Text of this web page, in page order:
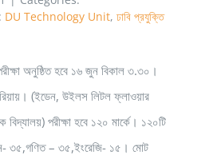
DU Technology Unit, ঢাবি প্রযুক্তি
অনুষ্ঠিত হবে ১৬ জুন বিকাল ৩.৩০।
(ইডেন, উইলস লিটল ফ্লাওয়ার
পরীক্ষা হবে ১২০ মার্কে। ১২০টি
৩৫,গণিত – ৩৫,ইংরেজি- ১৫। মোট